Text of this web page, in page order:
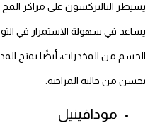
يسيطر النالتركسون على مراكز
يساعد في سهولة الاستمرار في
الجسم من المخدرات، أيضًا يمنح
يحسن من حالته المزاجية.
مودافينيل